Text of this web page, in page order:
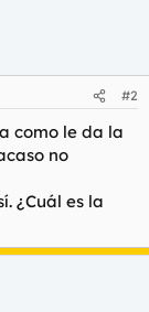
#2
como le da la
no
¿Cuál es la